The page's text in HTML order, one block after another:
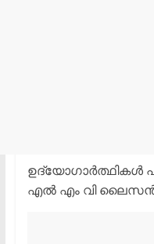
ഉദ്യോഗാര്‍ത്ഥികള്‍
എല്‍ എം വി